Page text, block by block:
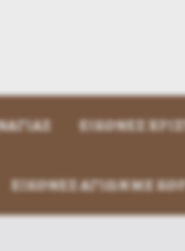
ΕΙΚΌΝΕΣ
ΕΙΚΌΝΕΣ ΑΓΊΩΝ ΜΕ